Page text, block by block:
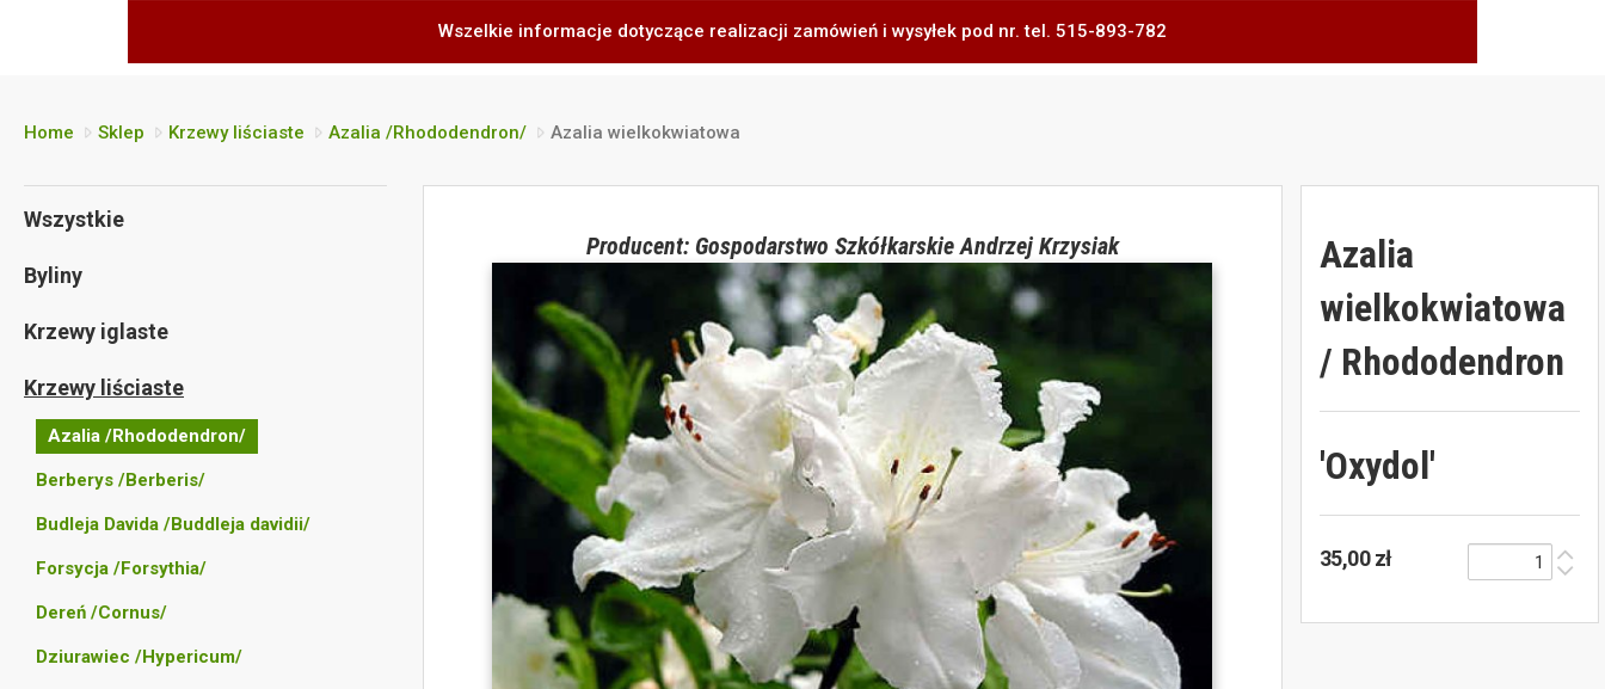
Wszelkie informacje dotyczące realizacji zamówień i wysyłek pod nr. tel. 515-893-782
Home Sklep Krzewy liściaste Azalia /Rhododendron/ Azalia wielkokwiatowa
Wszystkie
Byliny
Krzewy iglaste
Krzewy liściaste
Azalia /Rhododendron/
Berberys /Berberis/
Budleja Davida /Buddleja davidii/
Forsycja /Forsythia/
Dereń /Cornus/
Dziurawiec /Hypericum/
Producent: Gospodarstwo Szkółkarskie Andrzej Krzysiak
Azalia
wielkokwiatowa
/ Rhododendron
'Oxydol'
35,00 zł